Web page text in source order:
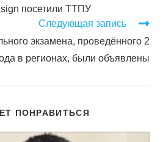
посетили ТТПУ
Следующая запись
экзамена, проведённого 2
в регионах, были объявлены
ПОНРАВИТЬСЯ